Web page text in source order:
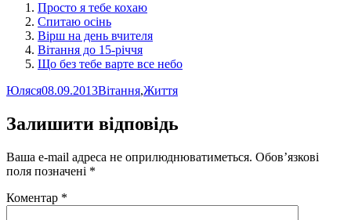
Просто я тебе кохаю
Спитаю осінь
Вірш на день вчителя
Вітання до 15-річчя
Що без тебе варте все небо
Автор
ЮлясяОприлюднено
08.09.2013Категорії
Вітання,Життя
Залишити відповідь
Ваша e-mail адреса не оприлюднюватиметься. Обов’язкові
поля позначені *
Коментар *